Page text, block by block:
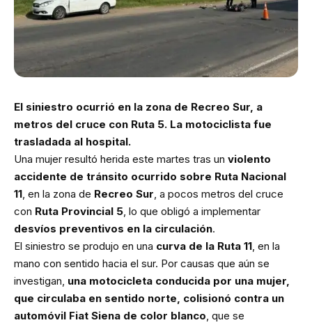
El siniestro ocurrió en la zona de Recreo Sur, a
metros del cruce con Ruta 5. La motociclista fue
trasladada al hospital.
Una mujer resultó herida este martes tras un violento
accidente de tránsito ocurrido sobre Ruta Nacional
11 , en la zona de Recreo Sur , a pocos metros del cruce
con Ruta Provincial 5 , lo que obligó a implementar
desvíos preventivos en la circulación.
El siniestro se produjo en una curva de la Ruta 11 , en la
mano con sentido hacia el sur. Por causas que aún se
investigan, una motocicleta conducida por una mujer,
que circulaba en sentido norte, colisionó contra un
automóvil Fiat Siena de color blanco , que se